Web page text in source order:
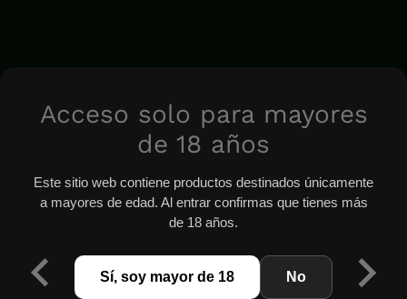
Acceso solo para mayores
de 18 años
Este sitio web contiene productos destinados únicamente
a mayores de edad. Al entrar confirmas que tienes más
de 18 años.
Sí, soy mayor de 18 No